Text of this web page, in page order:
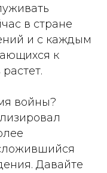
в стране
и с каждым
к
войны?
Давайте